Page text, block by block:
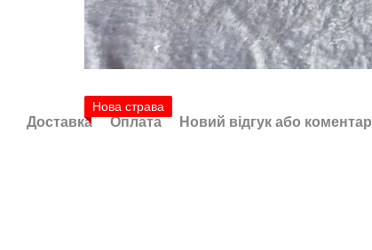
Нова страва
Доставка Оплата Новий відгук або коментар